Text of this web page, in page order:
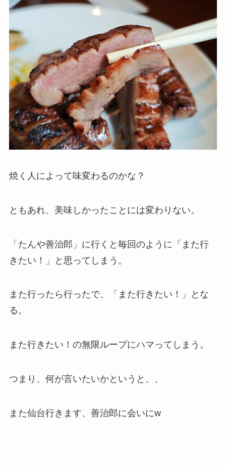
焼く人によって味変わるのかな？
ともあれ、美味しかったことには変わりない。
「たんや善治郎」に行くと毎回のように「また行
きたい！」と思ってしまう。
また行ったら行ったで、「また行きたい！」とな
る。
また行きたい！の無限ループにハマってしまう。
つまり、何が言いたいかというと、、
また仙台行きます、善治郎に会いにw